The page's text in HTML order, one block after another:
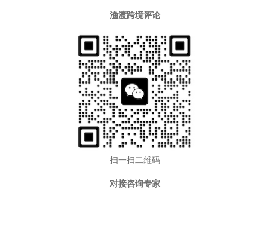
渔渡跨境评论
扫一扫二维码
对接咨询专家